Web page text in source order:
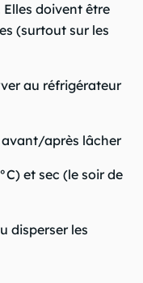
doivent être
(surtout sur les
au réfrigérateur
après lâcher
et sec (le soir de
disperser les